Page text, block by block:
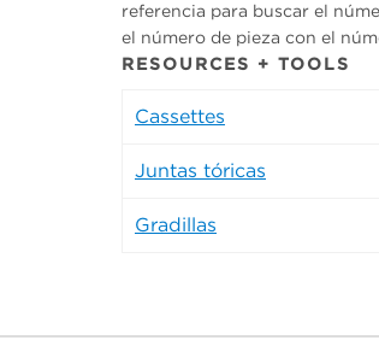
referencia para buscar el
el número de pieza con el
RESOURCES + TOOLS
Cassettes
Juntas tóricas
Gradillas